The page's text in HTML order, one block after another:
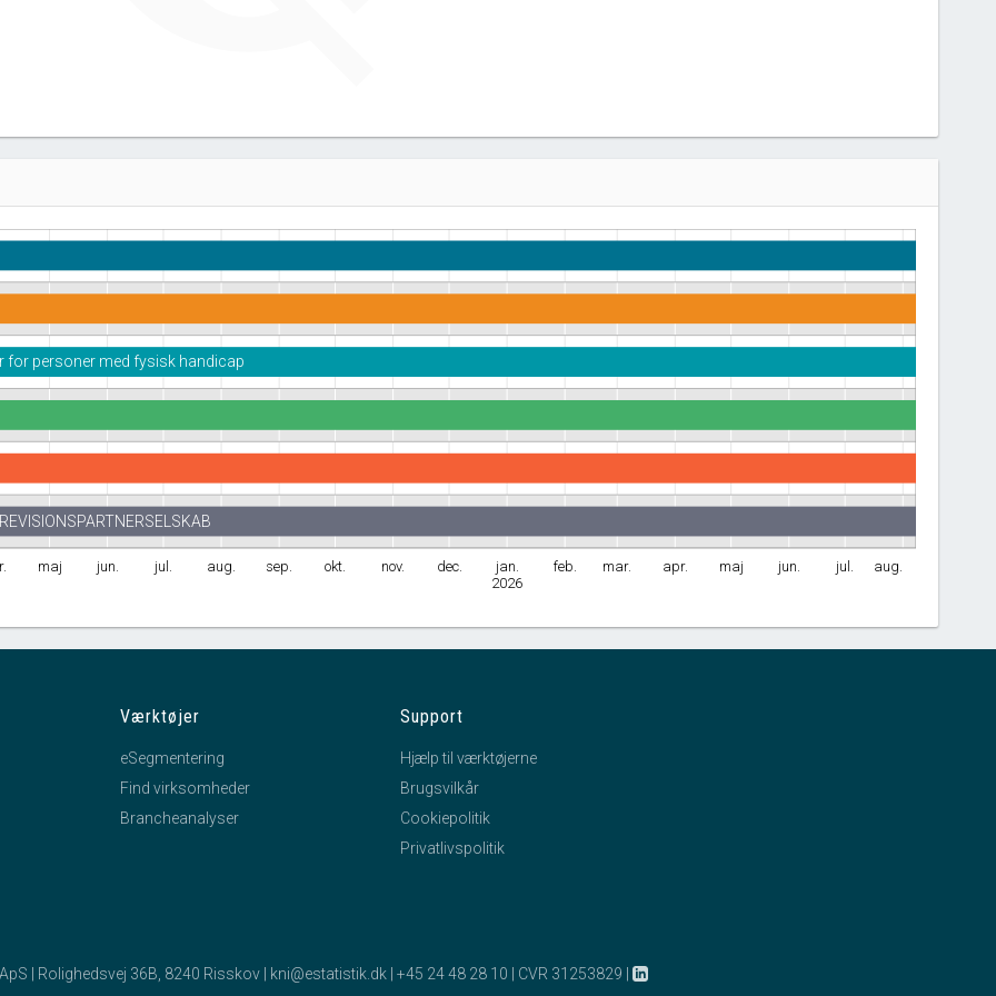
maj jun. jul. aug. sep. okt. nov. dec.
jan.
2026
feb. mar. apr. maj jun. jul. aug.
for personer med fysisk handicap
Værktøjer
eSegmentering
Find virksomheder
Brancheanalyser
Support
Hjælp til værktøjerne
Brugsvilkår
Cookiepolitik
Privatlivspolitik
| Rolighedsvej 36B, 8240 Risskov | kni@estatistik.dk +45 24 48 28 10 CVR 31253829